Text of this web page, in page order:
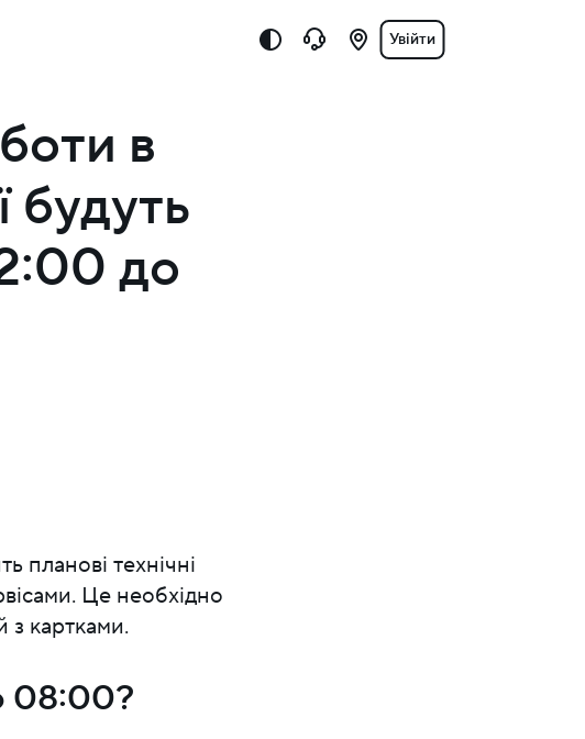
Увійти
в
будуть
до
планові технічні
Це необхідно
з картками.
08:00?